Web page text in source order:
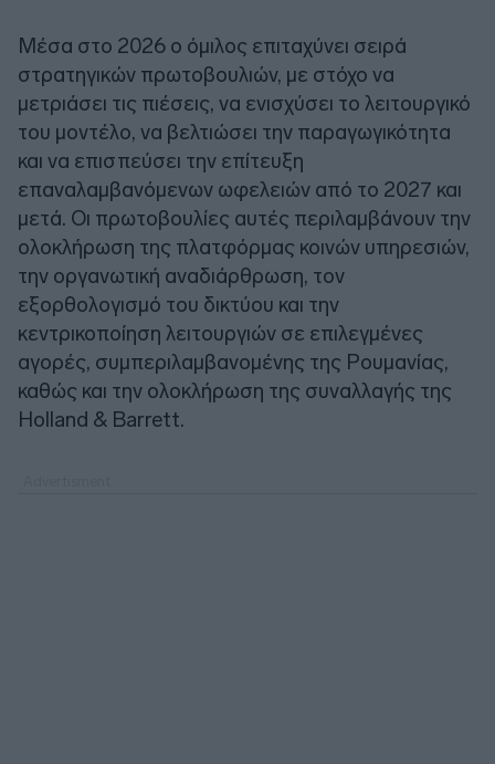
Μέσα στο 2026 ο όμιλος επιταχύνει σειρά
στρατηγικών πρωτοβουλιών, με στόχο να
μετριάσει τις πιέσεις, να ενισχύσει το λειτουργικό
του μοντέλο, να βελτιώσει την παραγωγικότητα
και να επισπεύσει την επίτευξη
επαναλαμβανόμενων ωφελειών από το 2027 και
μετά. Οι πρωτοβουλίες αυτές περιλαμβάνουν την
ολοκλήρωση της πλατφόρμας κοινών υπηρεσιών,
την οργανωτική αναδιάρθρωση, τον
εξορθολογισμό του δικτύου και την
κεντρικοποίηση λειτουργιών σε επιλεγμένες
αγορές, συμπεριλαμβανομένης της Ρουμανίας,
καθώς και την ολοκλήρωση της συναλλαγής της
Holland & Barrett.